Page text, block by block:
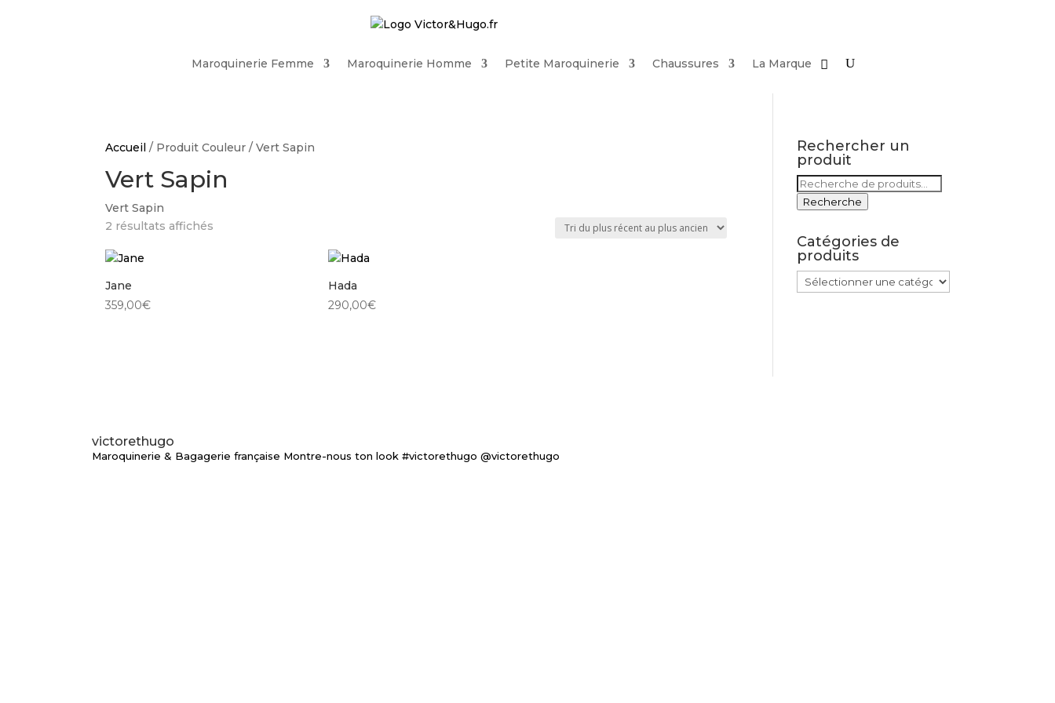
Maroquinerie Femme Maroquinerie Homme Petite Maroquinerie Chaussures La Marque
Accueil / Produit Couleur / Vert Sapin
Vert Sapin
Vert Sapin
2 résultats affichés
Jane
359,00€
Hada
290,00€
Rechercher un
produit
Recherche
pour :
Recherche
Catégories de
produits
victorethugo
Maroquinerie & Bagagerie française Montre-nous ton look #victorethugo @victorethugo